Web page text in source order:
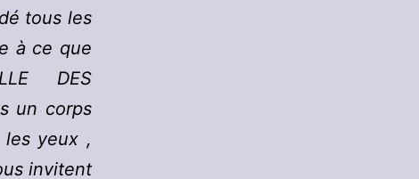
tous les
à ce que
DES
un corps
les yeux ,
invitent